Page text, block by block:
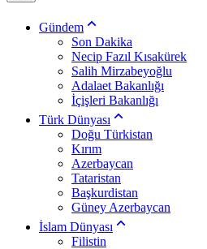
Gündem
Son Dakika
Necip Fazıl Kısakürek
Salih Mirzabeyoğlu
Adalaet Bakanlığı
İçişleri Bakanlığı
Türk Dünyası
Doğu Türkistan
Kırım
Azerbaycan
Tataristan
Başkurdistan
Güney Azerbaycan
İslam Dünyası
Filistin